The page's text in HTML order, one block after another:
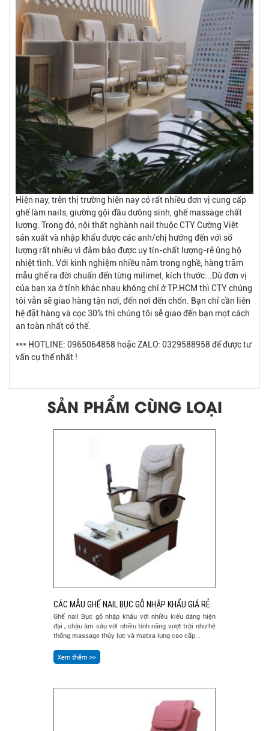
Hiện nay, trên thị trường hiện nay có rất nhiều đơn vị cung cấp
ghế làm nails, giường gội đầu dưỡng sinh, ghế massage chất
lượng. Trong đó, nội thất nghành nail thuộc CTY Cường Việt
sản xuất và nhập khẩu được các anh/chị hướng đến với số
lượng rất nhiều vì đảm bảo được uy tín-chất lượng-rẻ ủng hộ
nhiệt tình. Với kinh nghiệm nhiều năm trong nghề, hàng trăm
mẫu ghế ra đời chuẩn đến từng milimet, kích thước...Dù đơn vị
của bạn xa ở tỉnh khác nhau không chỉ ở TP.HCM thì CTY chúng
tôi vẫn sẽ giao hàng tận nơi, đến nơi đến chốn. Bạn chỉ cần liên
hệ đặt hàng và cọc 30% thì chúng tôi sễ giao đến bạn mọt cách
an toàn nhất có thể.
*** HOTLINE: 0965064858 hoặc ZALO: 0329588958 để được tư
vấn cụ thể nhất !
SẢN PHẨM CÙNG LOẠI
CÁC MẪU GHẾ NAIL BỤC GỖ NHẬP KHẨU GIÁ RẺ
Ghế nail Bục gỗ nhập khẩu với nhiều kiểu dáng hiện
đại , chậu âm sâu với nhiều tính năng vượt trội như hệ
thống massage thủy lực và matxa lưng cao cấp...